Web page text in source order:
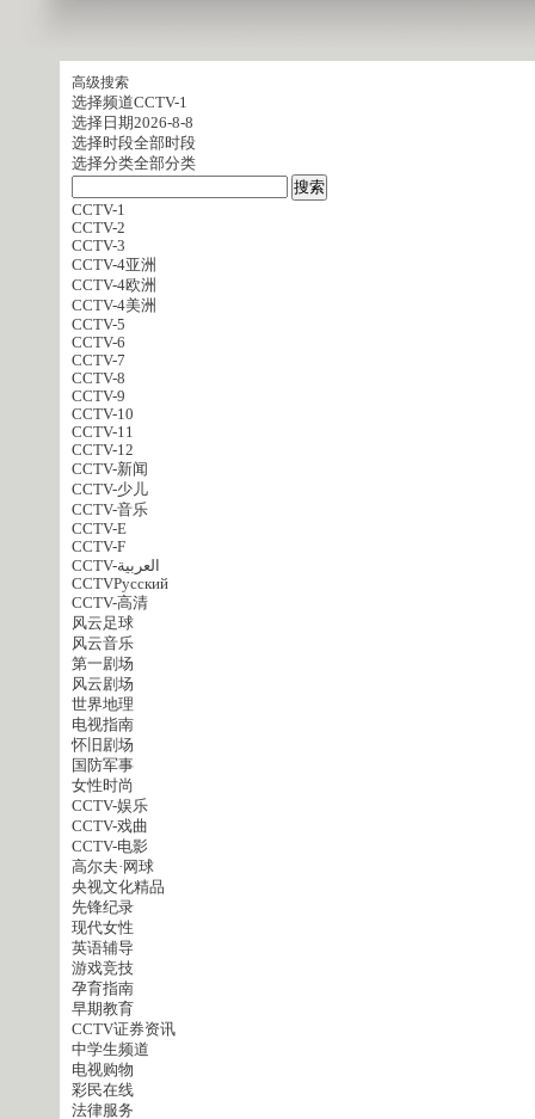
高级搜索
选择频道CCTV-1
选择日期2026-8-8
选择时段全部时段
选择分类全部分类
CCTV-1
CCTV-2
CCTV-3
CCTV-4亚洲
CCTV-4欧洲
CCTV-4美洲
CCTV-5
CCTV-6
CCTV-7
CCTV-8
CCTV-9
CCTV-10
CCTV-11
CCTV-12
CCTV-新闻
CCTV-少儿
CCTV-音乐
CCTV-E
CCTV-F
CCTV-العربية
CCTVPусский
CCTV-高清
风云足球
风云音乐
第一剧场
风云剧场
世界地理
电视指南
怀旧剧场
国防军事
女性时尚
CCTV-娱乐
CCTV-戏曲
CCTV-电影
高尔夫·网球
央视文化精品
先锋纪录
现代女性
英语辅导
游戏竞技
孕育指南
早期教育
CCTV证券资讯
中学生频道
电视购物
彩民在线
法律服务